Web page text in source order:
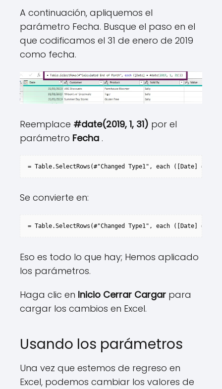
A continuación, apliquemos el
parámetro Fecha. Busque el paso en el
que codificamos el 31 de enero de 2019
como fecha.
Reemplace #date(2019, 1, 31) por el
parámetro Fecha .
= Table.SelectRows(#"Changed Type1", each ([Date] =
Se convierte en:
= Table.SelectRows(#"Changed Type1", each ([Date] =
Eso es todo lo que hay; Hemos aplicado
los parámetros.
Haga clic en Inicio Cerrar Cargar para
cargar los cambios en Excel.
Usando los parámetros
Una vez que estemos de regreso en
Excel, podemos cambiar los valores de